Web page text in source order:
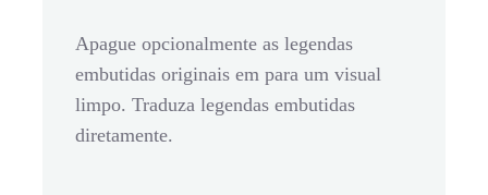
Apague opcionalmente as legendas
embutidas originais em para um visual
limpo. Traduza legendas embutidas
diretamente.